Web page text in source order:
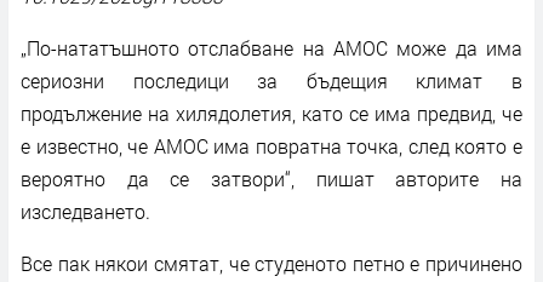
„По-нататъшното отслабване на AMOC може да има
сериозни последици за бъдещия климат в
продължение на хилядолетия, като се има предвид, че
е известно, че AMOC има повратна точка, след която е
вероятно да се затвори“, пишат авторите на
изследването.
Все пак някои смятат, че студеното петно ​​е причинено